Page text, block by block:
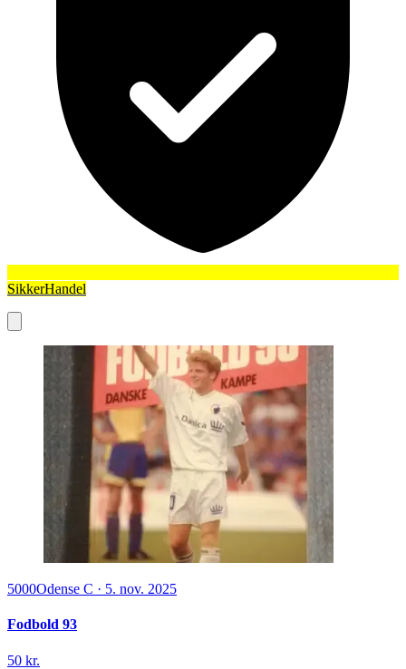
SikkerHandel
5000Odense C · 5. nov. 2025
Fodbold 93
50 kr.